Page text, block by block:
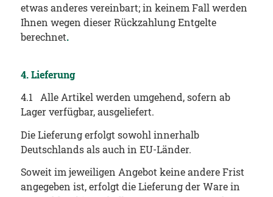
etwas anderes vereinbart; in keinem Fall werden
Ihnen wegen dieser Rückzahlung Entgelte
berechnet.
4. Lieferung
4.1 Alle Artikel werden umgehend, sofern ab
Lager verfügbar, ausgeliefert.
Die Lieferung erfolgt sowohl innerhalb
Deutschlands als auch in EU-Länder.
Soweit im jeweiligen Angebot keine andere Frist
angegeben ist, erfolgt die Lieferung der Ware in